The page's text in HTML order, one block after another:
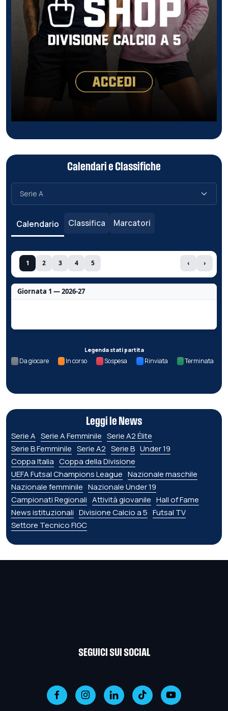
Calendari e Classifiche
Calendario Classifica Marcatori
1 2 3 4 5 ‹ ›
Giornata 1 — 2026-27
Legenda stati partita
Da giocare In corso Sospesa Rinviata Terminata
Leggi le News
Serie A Serie A Femminile Serie A2 Élite
Serie B Femminile Serie A2 Serie B Under 19
Coppa Italia Coppa della Divisione
UEFA Futsal Champions League Nazionale maschile
Nazionale femminile Nazionale Under 19
Campionati Regionali Attività giovanile Hall of Fame
News istituzionali Divisione Calcio a 5 Futsal TV
Settore Tecnico FIGC
SEGUICI SUI SOCIAL